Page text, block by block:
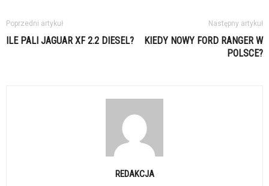
Poprzedni artykuł
ILE PALI JAGUAR XF 2.2 DIESEL?
Następny artykuł
KIEDY NOWY FORD RANGER W
POLSCE?
REDAKCJA